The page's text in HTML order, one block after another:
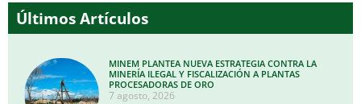
Últimos Artículos
MINEM PLANTEA NUEVA ESTRATEGIA CONTRA LA
MINERÍA ILEGAL Y FISCALIZACIÓN A PLANTAS
PROCESADORAS DE ORO
7 agosto, 2026